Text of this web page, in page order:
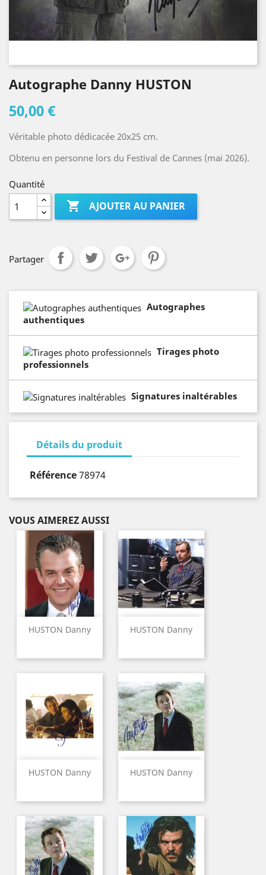
Autographe Danny HUSTON
50,00 €
Véritable photo dédicacée 20x25 cm.
Obtenu en personne lors du Festival de Cannes (mai 2026).
Quantité
 AJOUTER AU PANIER
Partager
Autographes
authentiques
Tirages photo
professionnels
Signatures inaltérables
Détails du produit
Référence78974
VOUS AIMEREZ AUSSI
HUSTON Danny HUSTON Danny
HUSTON Danny HUSTON Danny